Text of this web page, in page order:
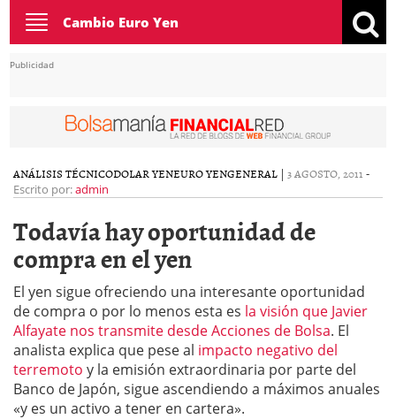
Toggle
navigation
Cambio Euro Yen
Publicidad
ANÁLISIS TÉCNICODOLAR YENEURO YENGENERAL | 3 AGOSTO, 2011 -
Escrito por:admin
Todavía hay oportunidad de
compra en el yen
El yen sigue ofreciendo una interesante oportunidad
de compra o por lo menos esta es la visión que Javier
Alfayate nos transmite desde Acciones de Bolsa. El
analista explica que pese al impacto negativo del
terremoto y la emisión extraordinaria por parte del
Banco de Japón, sigue ascendiendo a máximos anuales
«y es un activo a tener en cartera».